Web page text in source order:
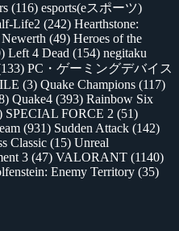
(116) esports(eスポーツ)
Life2 (242) Hearthstone:
(49) Heroes of the
Left 4 Dead (154) negitaku
PC・ゲーミングデバイス
(3) Quake Champions (117)
Quake4 (393) Rainbow Six
SPECIAL FORCE 2 (51)
(931) Sudden Attack (142)
Classic (15) Unreal
3 (47) VALORANT (1140)
Enemy Territory (35)